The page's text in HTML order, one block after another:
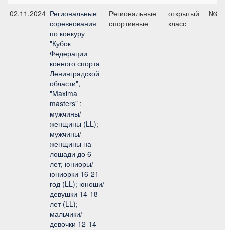
02.11.2024 Региональные
соревнования
по конкуру
"Кубок
Федерации
конного спорта
Ленинградской
области",
"Maxima
masters" :
мужчины/
женщины (LL);
мужчины/
женщины на
лошади до 6
лет; юниоры/
юниорки 16-21
год (LL); юноши/
девушки 14-18
лет (LL);
мальчики/
девочки 12-14
Региональные
спортивные
открытый
класс
№8,